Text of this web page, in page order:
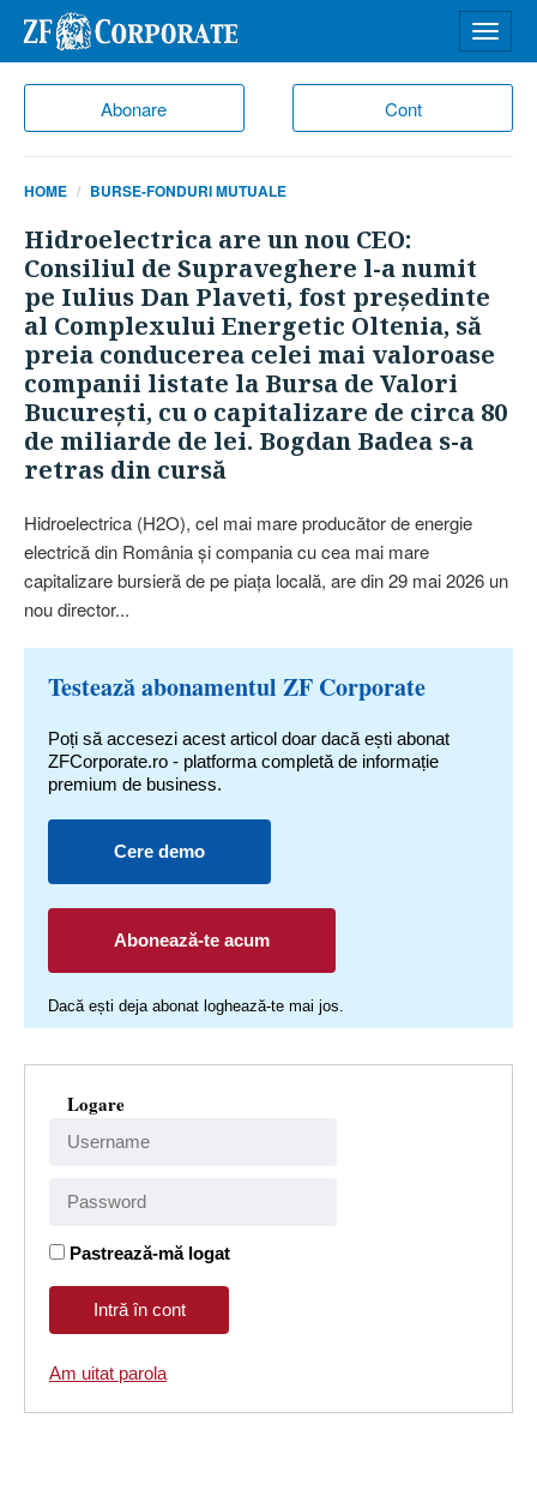
Abonare Cont
meniu
HOME BURSE-FONDURI MUTUALE
Hidroelectrica are un nou CEO:
Consiliul de Supraveghere l-a numit
pe Iulius Dan Plaveti, fost preşedinte
al Complexului Energetic Oltenia, să
preia conducerea celei mai valoroase
companii listate la Bursa de Valori
Bucureşti, cu o capitalizare de circa 80
de miliarde de lei. Bogdan Badea s-a
retras din cursă
Hidroelectrica (H2O), cel mai mare producător de energie
electrică din România şi compania cu cea mai mare
capitalizare bursieră de pe piaţa locală, are din 29 mai 2026 un
nou director...
Testează abonamentul ZF Corporate
Poți să accesezi acest articol doar dacă ești abonat
ZFCorporate.ro - platforma completă de informație
premium de business.
Cere demo
Abonează-te acum
Dacă ești deja abonat loghează-te mai jos.
Logare
Pastrează-mă logat
Am uitat parola